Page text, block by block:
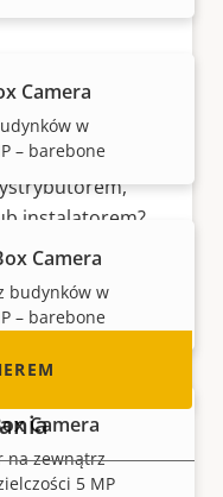
Camera
w
– barebone
Camera
budynków w
– barebone
Camera
na zewnątrz
5 MP
instalatorem?
kraju na
nim zostać!